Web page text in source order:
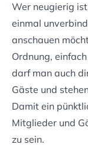
Wer neugierig
einmal
anschauen
Ordnung,
darf man auch
Gäste und
Damit ein
Mitglieder und
zu sein.